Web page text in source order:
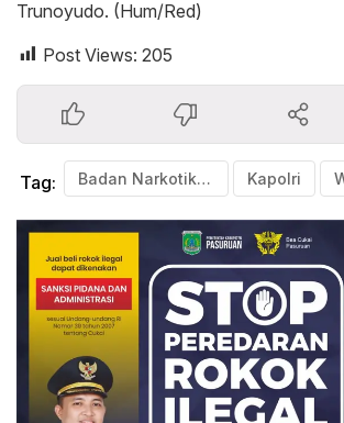
Trunoyudo. (Hum/Red)
Post Views: 205
Tag: Badan Narkotika Nasional (BNN) Kapolri